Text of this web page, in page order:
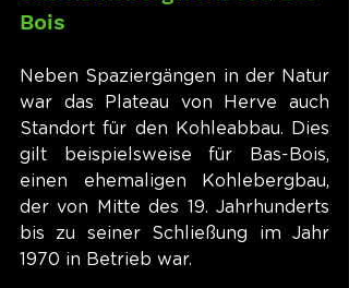
Bois
Neben Spaziergängen in der Natur
war das Plateau von Herve auch
Standort für den Kohleabbau. Dies
gilt beispielsweise für Bas-Bois,
einen ehemaligen Kohlebergbau,
der von Mitte des 19. Jahrhunderts
bis zu seiner Schließung im Jahr
1970 in Betrieb war.